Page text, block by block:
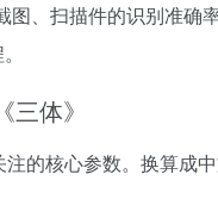
、扫描件的识别准
体》
的核心参数。换算